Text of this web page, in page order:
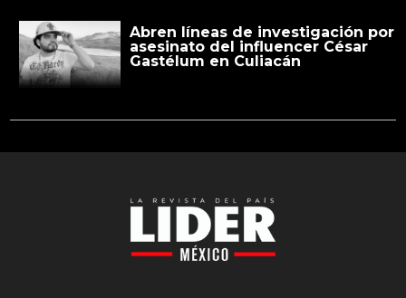
Abren líneas de investigación por
asesinato del influencer César
Gastélum en Culiacán